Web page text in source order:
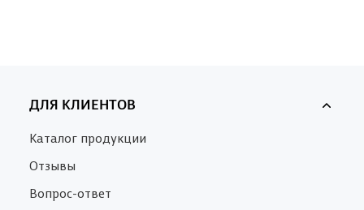
ДЛЯ КЛИЕНТОВ
Каталог продукции
Отзывы
Вопрос-ответ